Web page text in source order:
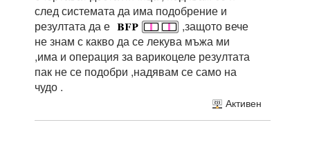
след системата да има подобрение и
резултата да е
,защото вече
не знам с какво да се лекува мъжа ми
,има и операция за варикоцеле резултата
пак не се подобри ,надявам се само на
чудо .
Активен